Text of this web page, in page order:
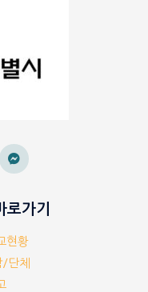
가기
현황
단체